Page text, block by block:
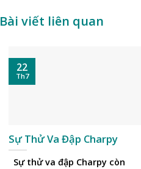
Bài viết liên quan
Sự Thử Va Đập Charpy
Sự thử va đập Charpy còn
22
Th7